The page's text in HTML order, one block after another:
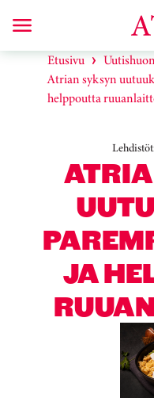
Etusivu
Atrian syksyn
helppoutta
JA